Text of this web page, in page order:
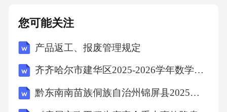
残留检测法采用专业的微生物检测设备，如ATP
荧光检测仪等，对消毒后的厨房表面和器具进
行微生物残留检测。检测方法采样部位检测结
触食物的表面、器具的缝隙等。根据检测结
您可能关注
产品返工、报废管理规定
齐齐哈尔市建华区2025-2026学年数学四年级下学期期末复习检测试题（含答案）
黔东南南苗族侗族自治州锦屏县2025年数学三年级下学期期末考试模拟试题含答案解析